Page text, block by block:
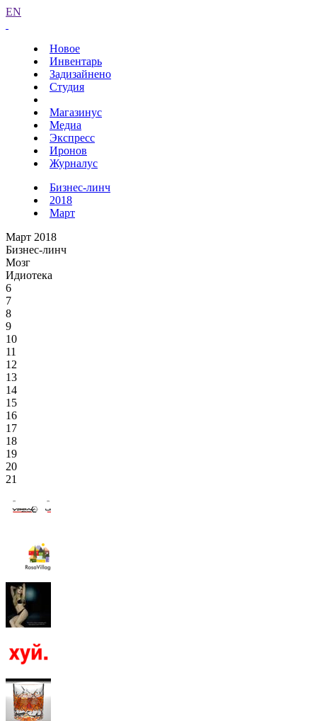
EN
Новое
Инвентарь
Задизайнено
Студия
Магазинус
Медиа
Экспресс
Иронов
Журналус
Бизнес-линч
2018
Март
Март 2018
Бизнес-линч
Мозг
Идиотека
6
7
8
9
10
11
12
13
14
15
16
17
18
19
20
21